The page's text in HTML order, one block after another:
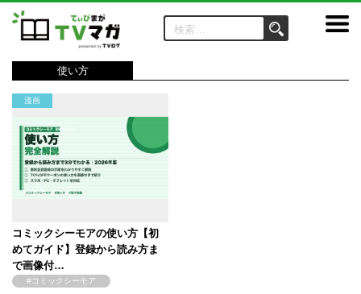
使い方
漫画
コミックシーモアの使い方【初
めてガイド】登録から読み方ま
で画像付…
#コミックシーモア